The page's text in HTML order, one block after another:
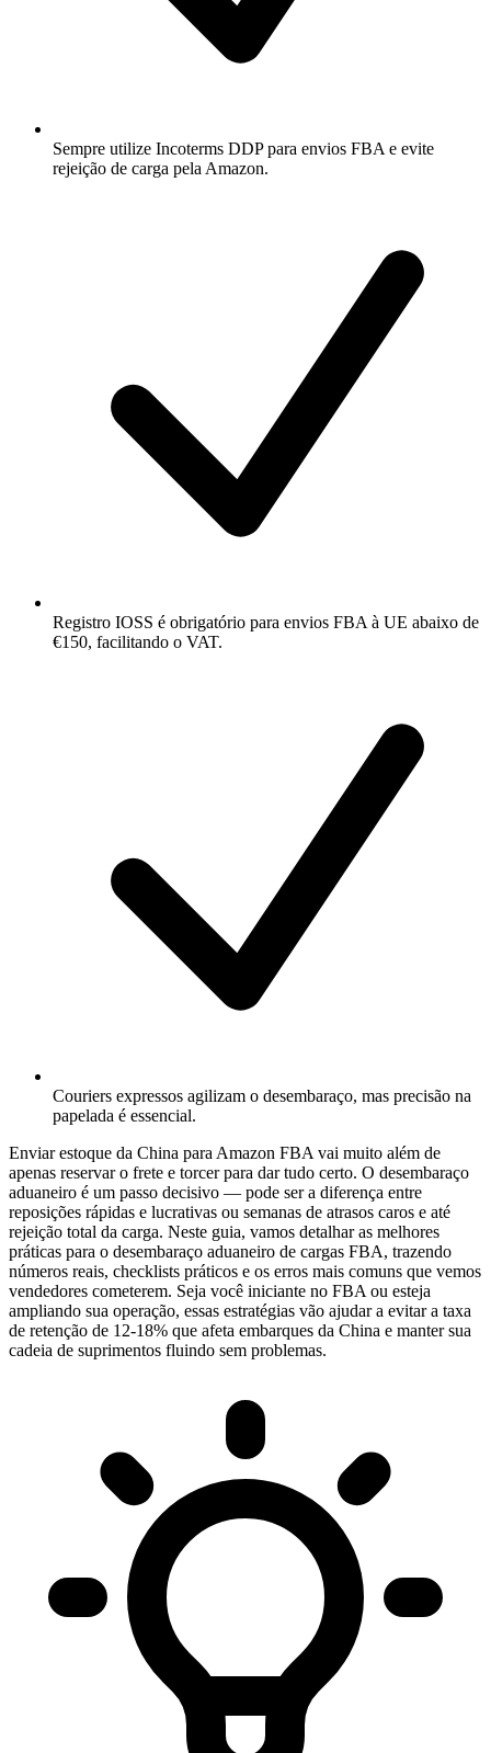
Sempre utilize Incoterms DDP para envios FBA e evite
rejeição de carga pela Amazon.
Registro IOSS é obrigatório para envios FBA à UE abaixo de
€150, facilitando o VAT.
Couriers expressos agilizam o desembaraço, mas precisão na
papelada é essencial.
Enviar estoque da China para Amazon FBA vai muito além de
apenas reservar o frete e torcer para dar tudo certo. O desembaraço
aduaneiro é um passo decisivo — pode ser a diferença entre
reposições rápidas e lucrativas ou semanas de atrasos caros e até
rejeição total da carga. Neste guia, vamos detalhar as melhores
práticas para o desembaraço aduaneiro de cargas FBA, trazendo
números reais, checklists práticos e os erros mais comuns que vemos
vendedores cometerem. Seja você iniciante no FBA ou esteja
ampliando sua operação, essas estratégias vão ajudar a evitar a taxa
de retenção de 12-18% que afeta embarques da China e manter sua
cadeia de suprimentos fluindo sem problemas.